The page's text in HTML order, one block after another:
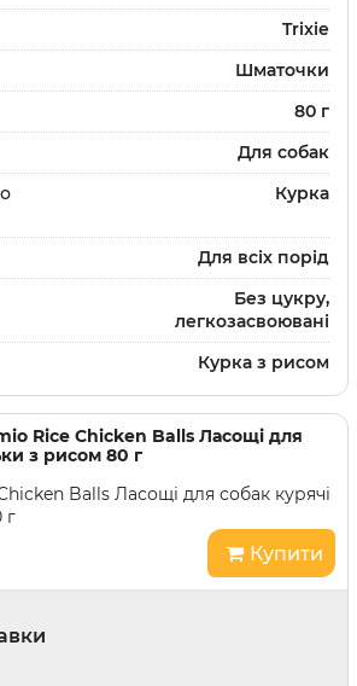
Trixie
Шматочки
80 г
Для собак
Курка
Для всіх порід
Без цукру,
легкозасвоювані
Курка з рисом
Rice Chicken Balls Ласощі для
з рисом 80 г
Balls Ласощі для собак курячі
г
Купити